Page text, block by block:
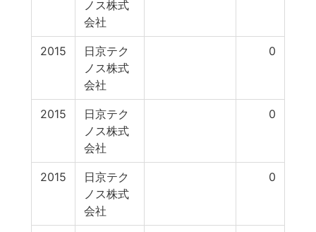
ノス株式
会社
2015
日京テク
ノス株式
会社
0
2015
日京テク
ノス株式
会社
0
2015
日京テク
ノス株式
会社
0